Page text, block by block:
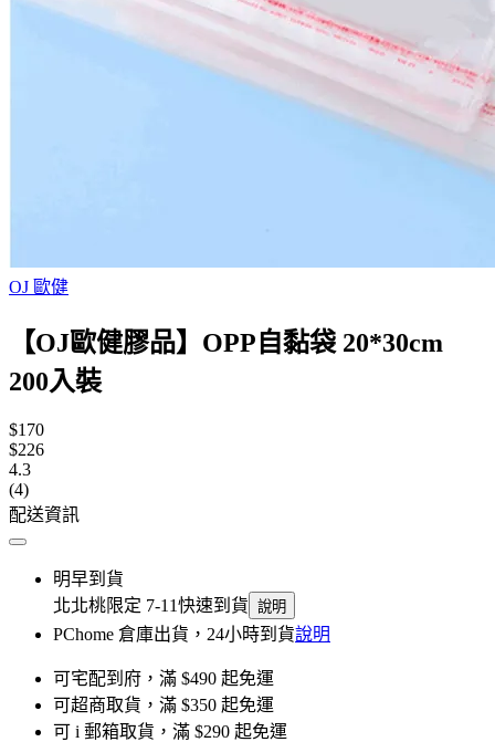
OJ 歐健
【OJ歐健膠品】OPP自黏袋 20*30cm
200入裝
$170
$226
4.3
(4)
配送資訊
明早到貨
北北桃限定 7-11快速到貨 說明
PChome 倉庫出貨，24小時到貨說明
可宅配到府，滿 $490 起免運
可超商取貨，滿 $350 起免運
可 i 郵箱取貨，滿 $290 起免運